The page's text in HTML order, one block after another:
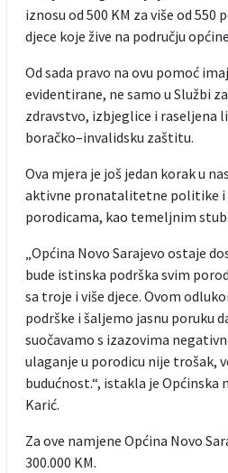
iznosu od 500 KM za više od 550
djece koje žive na području
Od sada pravo na ovu pomoć
evidentirane, ne samo u Službi
zdravstvo, izbjeglice i raseljena
boračko–invalidsku zaštitu.
Ova mjera je još jedan korak u
aktivne pronatalitetne politike i
porodicama, kao temeljnim
„Općina Novo Sarajevo ostaje
bude istinska podrška svim
sa troje i više djece. Ovom
podrške i šaljemo jasnu poruku
suočavamo s izazovima
ulaganje u porodicu nije trošak,
budućnost.“, istakla je Općinska
Karić.
Za ove namjene Općina Novo
300.000 KM.